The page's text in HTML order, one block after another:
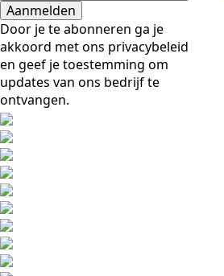
Aanmelden
Door je te abonneren ga je
akkoord met ons privacybeleid
en geef je toestemming om
updates van ons bedrijf te
ontvangen.